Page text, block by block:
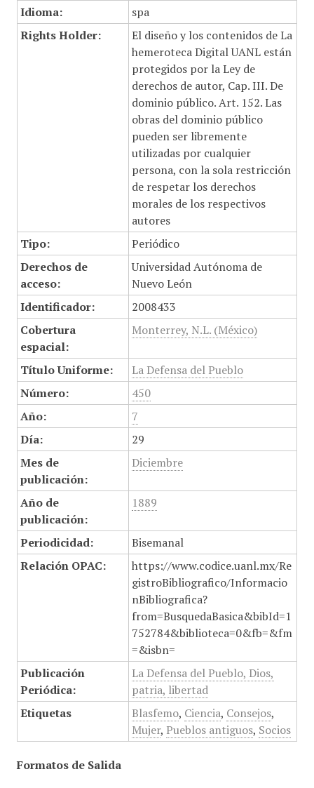
Idioma:
spa
Rights Holder:
El diseño y los contenidos de La
hemeroteca Digital UANL están
protegidos por la Ley de
derechos de autor, Cap. III. De
dominio público. Art. 152. Las
obras del dominio público
pueden ser libremente
utilizadas por cualquier
persona, con la sola restricción
de respetar los derechos
morales de los respectivos
autores
Tipo:
Periódico
Derechos de
acceso:
Universidad Autónoma de
Nuevo León
Identificador:
2008433
Cobertura
espacial:
Monterrey, N.L. (México)
Título Uniforme:
La Defensa del Pueblo
Número:
450
Año:
7
Día:
29
Mes de
publicación:
Diciembre
Año de
publicación:
1889
Periodicidad:
Bisemanal
Relación OPAC:
https://www.codice.uanl.mx/Re
gistroBibliografico/Informacio
nBibliografica?
from=BusquedaBasica&bibId=1
752784&biblioteca=0&fb=&fm
=&isbn=
Publicación
Periódica:
La Defensa del Pueblo, Dios,
patria, libertad
Etiquetas
Blasfemo, Ciencia, Consejos,
Mujer, Pueblos antiguos, Socios
Formatos de Salida